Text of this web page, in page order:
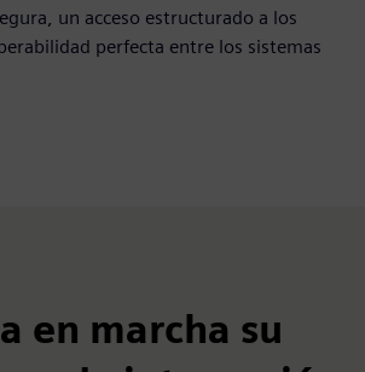
un acceso estructurado a los
perfecta entre los sistemas
en marcha su